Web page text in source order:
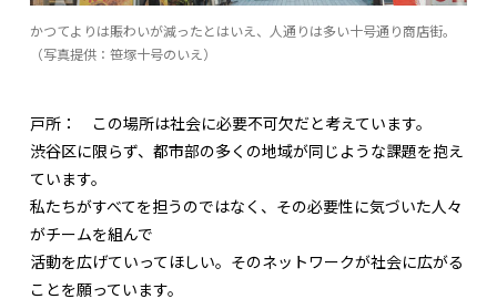
かつてよりは賑わいが減ったとはいえ、人通りは多い十号通り商店街。
（写真提供：笹塚十号のいえ）
戸所： この場所は社会に必要不可欠だと考えています。
渋谷区に限らず、都市部の多くの地域が同じような課題を抱え
ています。
私たちがすべてを担うのではなく、その必要性に気づいた人々
がチームを組んで
活動を広げていってほしい。そのネットワークが社会に広がる
ことを願っています。